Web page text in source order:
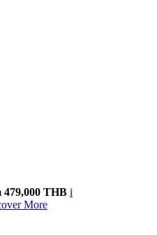
THB i
More